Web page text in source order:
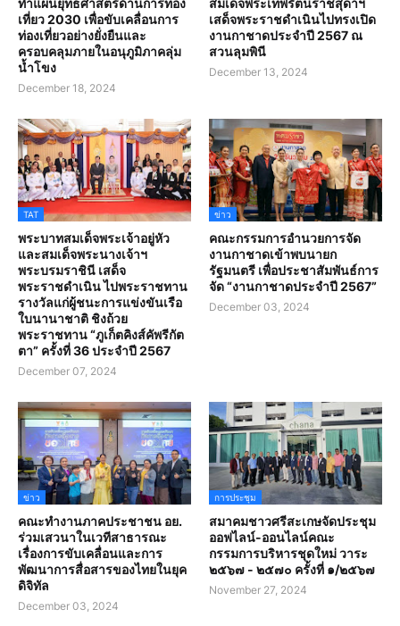
ทำแผนยุทธศาสตร์ด้านการท่อง
เที่ยว 2030 เพื่อขับเคลื่อนการ
ท่องเที่ยวอย่างยั่งยืนและ
ครอบคลุมภายในอนุภูมิภาคลุ่ม
น้ำโขง
December 18, 2024
สมเด็จพระเทพรัตนราชสุดาฯ
เสด็จพระราชดำเนินไปทรงเปิด
งานกาชาดประจำปี 2567 ณ
สวนลุมพินี
December 13, 2024
TAT
พระบาทสมเด็จพระเจ้าอยู่หัว
และสมเด็จพระนางเจ้าฯ
พระบรมราชินี เสด็จ
พระราชดำเนิน ไปพระราชทาน
รางวัลแก่ผู้ชนะการแข่งขันเรือ
ใบนานาชาติ ชิงถ้วย
พระราชทาน “ภูเก็ตคิงส์คัพรีกัต
ตา” ครั้งที่ 36 ประจำปี 2567
December 07, 2024
ข่าว
คณะกรรมการอำนวยการจัด
งานกาชาดเข้าพบนายก
รัฐมนตรี เพื่อประชาสัมพันธ์การ
จัด “งานกาชาดประจำปี 2567”
December 03, 2024
ข่าว
คณะทำงานภาคประชาชน อย.
ร่วมเสวนาในเวทีสาธารณะ
เรื่องการขับเคลื่อนและการ
พัฒนาการสื่อสารของไทยในยุค
ดิจิทัล
December 03, 2024
การประชุม
สมาคมชาวศรีสะเกษจัดประชุม
ออฟไลน์-ออนไลน์คณะ
กรรมการบริหารชุดใหม่ วาระ
๒๕๖๗ - ๒๕๗๐ ครั้งที่ ๑/๒๕๖๗
November 27, 2024